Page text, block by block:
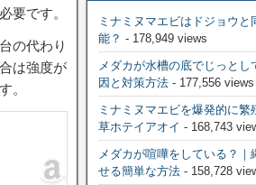
要です。
の代わり
は強度が
。
ミナミヌマエビはドジョウと
能？ - 178,949 views
メダカが水槽の底でじっとし
因と対策方法- 177,556 views
ミナミヌマエビを爆発的に繁
草ホテイアオイ - 168,743
メダカが喧嘩をしている？｜
せる簡単な方法- 158,728